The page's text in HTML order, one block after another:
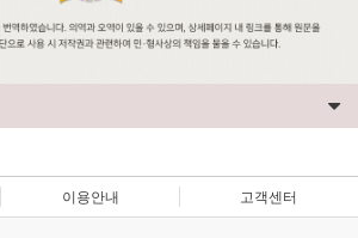
이용안내 고객센터